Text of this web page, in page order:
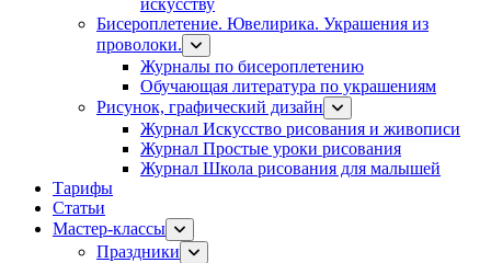
искусству
Бисероплетение. Ювелирика. Украшения из
проволоки.
Журналы по бисероплетению
Обучающая литература по украшениям
Рисунок, графический дизайн
Журнал Искусство рисования и живописи
Журнал Простые уроки рисования
Журнал Школа рисования для малышей
Тарифы
Статьи
Мастер-классы
Праздники